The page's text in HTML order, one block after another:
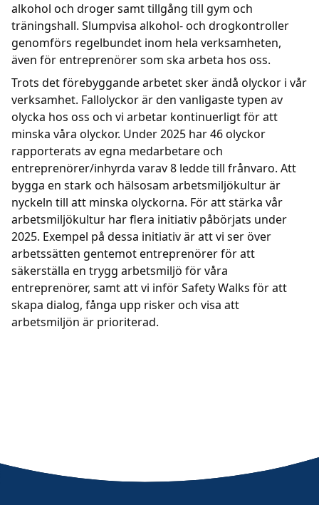
alkohol och droger samt tillgång till gym och
träningshall. Slumpvisa alkohol- och drogkontroller
genomförs regelbundet inom hela verksamheten,
även för entreprenörer som ska arbeta hos oss.
Trots det förebyggande arbetet sker ändå olyckor i vår
verksamhet. Fallolyckor är den vanligaste typen av
olycka hos oss och vi arbetar kontinuerligt för att
minska våra olyckor. Under 2025 har 46 olyckor
rapporterats av egna medarbetare och
entreprenörer/inhyrda varav 8 ledde till frånvaro. Att
bygga en stark och hälsosam arbetsmiljökultur är
nyckeln till att minska olyckorna. För att stärka vår
arbetsmiljökultur har flera initiativ påbörjats under
2025. Exempel på dessa initiativ är att vi ser över
arbetssätten gentemot entreprenörer för att
säkerställa en trygg arbetsmiljö för våra
entreprenörer, samt att vi inför Safety Walks för att
skapa dialog, fånga upp risker och visa att
arbetsmiljön är prioriterad.